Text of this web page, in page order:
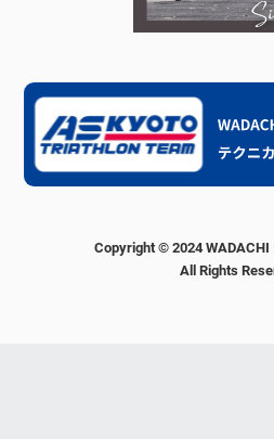
Copyright © 2024
All Rights